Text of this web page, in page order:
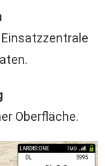
Oberfläche.